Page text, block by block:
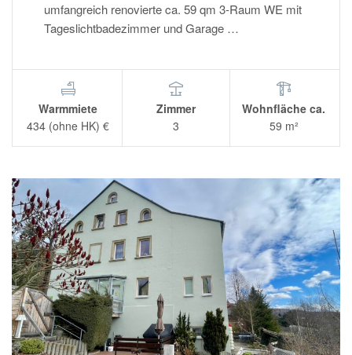
umfangreich renovierte ca. 59 qm 3-Raum WE mit
Tageslichtbadezimmer und Garage …
Warmmiete
434 (ohne HK) €
Zimmer
3
Wohnfläche ca.
59 m²